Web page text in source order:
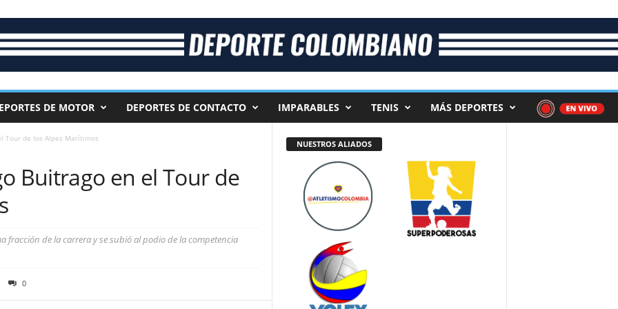
DE MOTOR DEPORTES DE CONTACTO IMPARABLES TENIS MÁS DEPORTES
Tour de los Alpes Marítimos
Buitrago en el Tour de
fracción de la carrera y se subió al podio de la competencia
0
NUESTROS ALIADOS